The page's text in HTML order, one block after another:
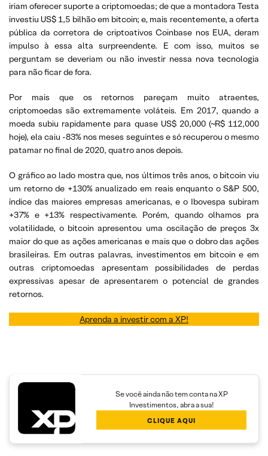
iriam oferecer suporte a criptomoedas; de que a montadora Testa
investiu US$ 1,5 bilhão em bitcoin; e, mais recentemente, a oferta
pública da corretora de criptoativos Coinbase nos EUA, deram
impulso à essa alta surpreendente. E com isso, muitos se
perguntam se deveriam ou não investir nessa nova tecnologia
para não ficar de fora.
Por mais que os retornos pareçam muito atraentes,
criptomoedas são extremamente voláteis. Em 2017, quando a
moeda subiu rapidamente para quase US$ 20,000 (~R$ 112,000
hoje), ela caiu -83% nos meses seguintes e só recuperou o mesmo
patamar no final de 2020, quatro anos depois.
O gráfico ao lado mostra que, nos últimos três anos, o bitcoin viu
um retorno de +130% anualizado em reais enquanto o S&P 500,
índice das maiores empresas americanas, e o Ibovespa subiram
+37% e +13% respectivamente. Porém, quando olhamos pra
volatilidade, o bitcoin apresentou uma oscilação de preços 3x
maior do que as ações americanas e mais que o dobro das ações
brasileiras. Em outras palavras, investimentos em bitcoin e em
outras criptomoedas apresentam possibilidades de perdas
expressivas apesar de apresentarem o potencial de grandes
retornos.
Aprenda a investir com a XP!
Se você ainda não tem conta na XP
Investimentos, abra a sua!
CLIQUE AQUI